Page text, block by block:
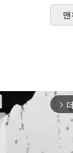
맨
arrow_forward_ios